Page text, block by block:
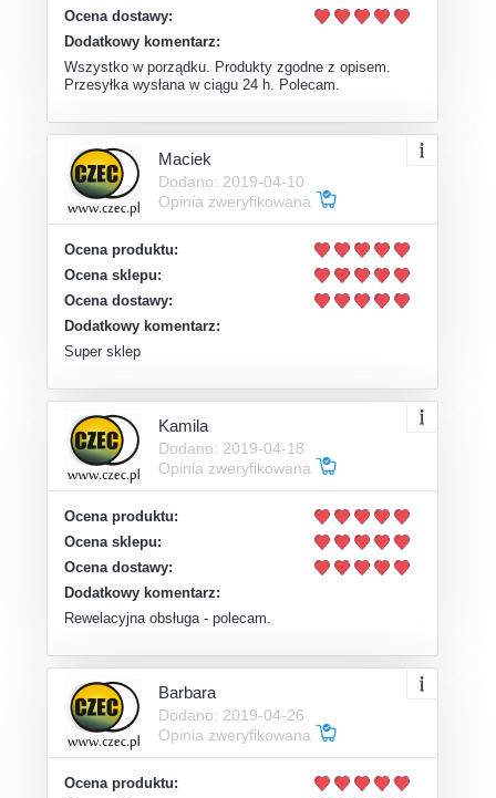
Ocena dostawy:
Dodatkowy komentarz:
Wszystko w porządku. Produkty zgodne z opisem.
Przesyłka wysłana w ciągu 24 h. Polecam.
Maciek
Dodano: 2019-04-10
Opinia zweryfikowana
Ocena produktu:
Ocena sklepu:
Ocena dostawy:
Dodatkowy komentarz:
Super sklep
Kamila
Dodano: 2019-04-18
Opinia zweryfikowana
Ocena produktu:
Ocena sklepu:
Ocena dostawy:
Dodatkowy komentarz:
Rewelacyjna obsługa - polecam.
Barbara
Dodano: 2019-04-26
Opinia zweryfikowana
Ocena produktu: